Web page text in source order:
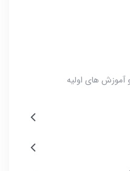
آموزش های اولیه